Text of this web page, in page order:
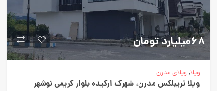
۶۸میلیارد تومان
ویلا,ویلای مدرن
ویلا تریبلکس مدرن، شهرک ارکیده بلوار کریمی نوشهر